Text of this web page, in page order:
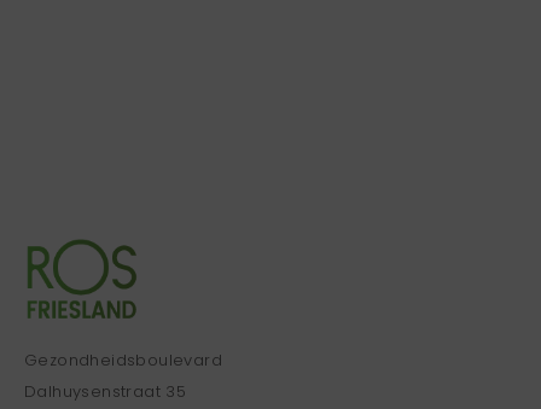
Gezondheidsboulevard
Dalhuysenstraat 35